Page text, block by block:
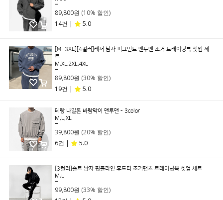
89,800원 (10% 할인)
14건 |
5.0
[M~3XL][4컬러]레저 남자 피그먼트 맨투맨 조거 트레이닝복 셋업 세
트
M,XL,2XL,4XL
89,800원 (30% 할인)
19건 |
5.0
테랑 나일론 바람막이 맨투맨 - 3color
M,L,XL
39,800원 (20% 할인)
6건 |
5.0
[3컬러]솔트 남자 핑줄라인 후드티 조거팬츠 트레이닝복 셋업 세트
M,L
99,800원 (33% 할인)